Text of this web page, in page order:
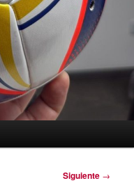
Siguiente →